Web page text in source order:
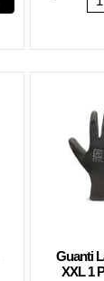
Guanti
XXL 1